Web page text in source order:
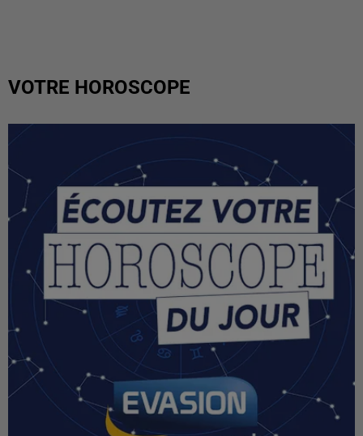
VOTRE HOROSCOPE